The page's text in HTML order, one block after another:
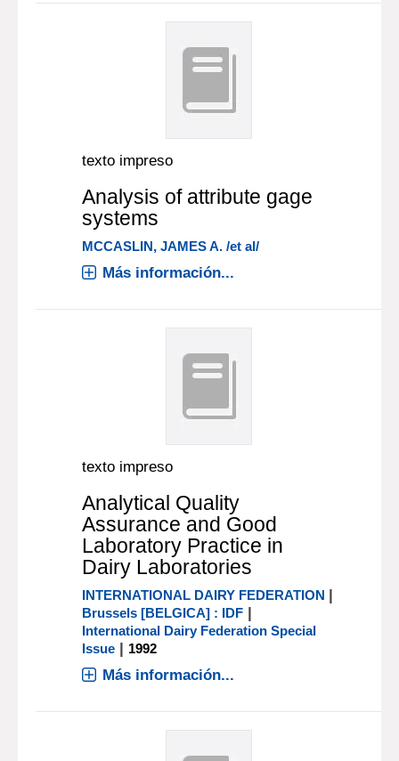
texto impreso
Analysis of attribute gage
systems
MCCASLIN, JAMES A. /et al/
Más información...
texto impreso
Analytical Quality
Assurance and Good
Laboratory Practice in
Dairy Laboratories
INTERNATIONAL DAIRY FEDERATION |
Brussels [BELGICA] : IDF |
International Dairy Federation Special
Issue | 1992
Más información...